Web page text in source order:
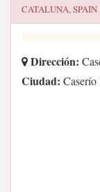
CATALUNA, SPAIN
Dirección:
Ciudad: Caserío